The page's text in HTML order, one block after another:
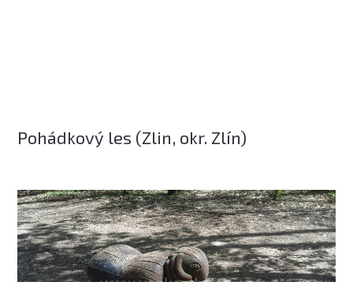
Pohádkový les (Zlin, okr. Zlín)